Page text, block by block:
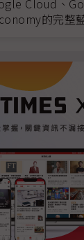
Cloud、
的完整